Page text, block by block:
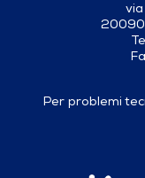
20090
Per problemi